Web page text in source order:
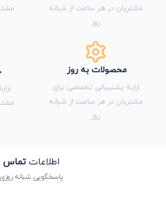
مشتریان در هر ساعت از شبانه
روز
محصولات به روز
ارایه پشتیبانی تخصصی برای
مشتریان در هر ساعت از شبانه
روز
اطلاعات تماس
پاسخگویی شبانه روزی